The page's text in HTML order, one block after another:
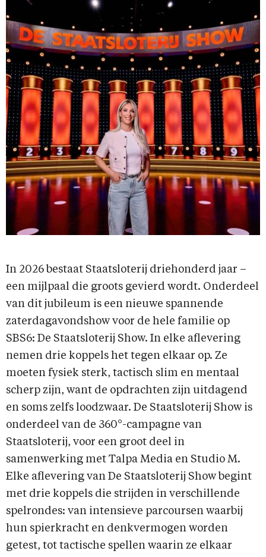
In 2026 bestaat Staatsloterij driehonderd jaar –
een mijlpaal die groots gevierd wordt. Onderdeel
van dit jubileum is een nieuwe spannende
zaterdagavondshow voor de hele familie op
SBS6: De Staatsloterij Show. In elke aflevering
nemen drie koppels het tegen elkaar op. Ze
moeten fysiek sterk, tactisch slim en mentaal
scherp zijn, want de opdrachten zijn uitdagend
en soms zelfs loodzwaar. De Staatsloterij Show is
onderdeel van de 360°-campagne van
Staatsloterij, voor een groot deel in
samenwerking met Talpa Media en Studio M.
Elke aflevering van De Staatsloterij Show begint
met drie koppels die strijden in verschillende
spelrondes: van intensieve parcoursen waarbij
hun spierkracht en denkvermogen worden
getest, tot tactische spellen waarin ze elkaar